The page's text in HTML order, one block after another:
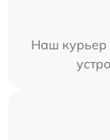
Наш курьер